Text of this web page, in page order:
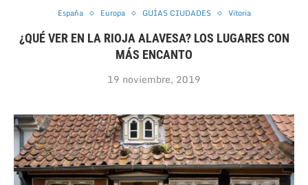
España Europa GUÍAS CIUDADES Vitoria
¿QUÉ VER EN LA RIOJA ALAVESA? LOS LUGARES CON
MÁS ENCANTO
19 noviembre, 2019